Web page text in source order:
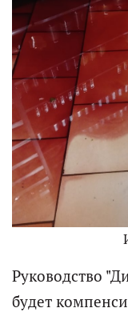
Руководство
будет